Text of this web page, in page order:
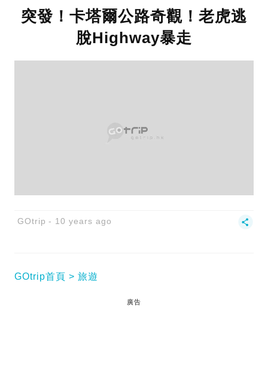
突發！卡塔爾公路奇觀！老虎逃
脫Highway暴走
GOtrip 10 years ago
GOtrip首頁 旅遊
廣告